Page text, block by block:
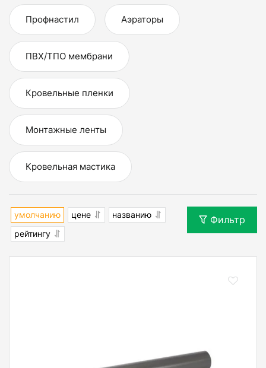
Профнастил Аэраторы
ПВХ/ТПО мембрани
Кровельные пленки
Монтажные ленты
Кровельная мастика
умолчанию цене
названию
рейтингу
Фильтр